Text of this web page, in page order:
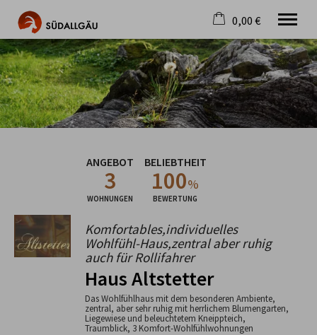
Die schönste Seite im Allgäu
Aktuell
Destination
Gastgeber
Jobs
0,00 €
×
Warenkorb ist leer
Komfortables,individuelles
Wohlfühl-Haus,zentral aber ruhig
auch für Rollifahrer
Haus Altstetter
Das Wohlfühlhaus mit dem besonderen Ambiente,
zentral, aber sehr ruhig mit herrlichem Blumengarten,
Liegewiese und beleuchtetem Kneippteich,
Traumblick, 3 Komfort-Wohlfühlwohnungen
ANGEBOT
3
WOHNUNGEN
BELIEBTHEIT
100%
BEWERTUNG